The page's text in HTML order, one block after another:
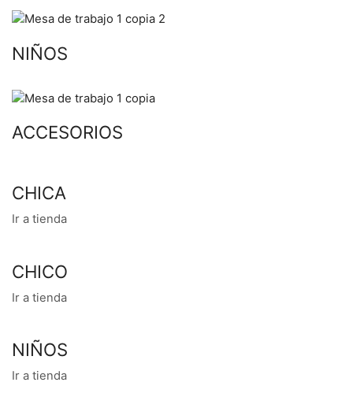
NIÑOS
ACCESORIOS
CHICA
Ir a tienda
CHICO
Ir a tienda
NIÑOS
Ir a tienda